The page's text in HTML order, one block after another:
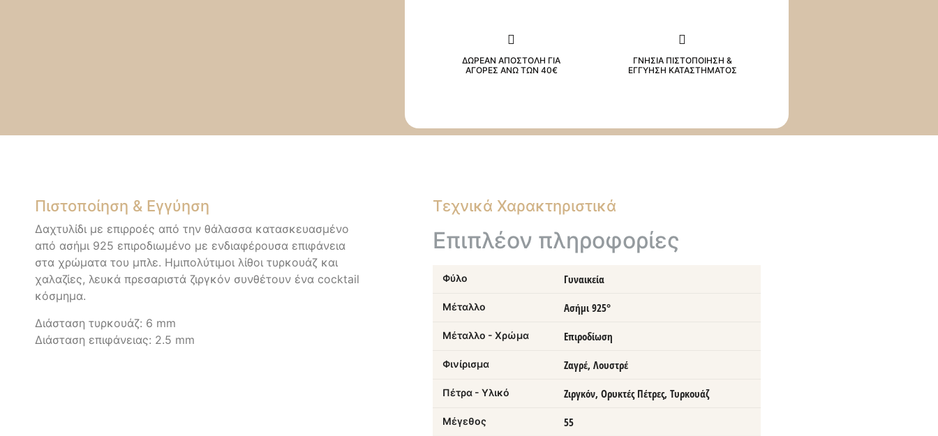
ΔΩΡΕΑΝ ΑΠΟΣΤΟΛΗ ΓΙΑ
ΑΓΟΡΕΣ ΑΝΩ ΤΩΝ 40€
ΓΝΗΣΙΑ ΠΙΣΤΟΠΟΙΗΣΗ &
ΕΓΓΥΗΣΗ ΚΑΤΑΣΤΗΜΑΤΟΣ
Πιστοποίηση & Εγγύηση
Δαχτυλίδι με επιρροές από την θάλασσα κατασκευασμένο
από ασήμι 925 επιροδιωμένο με ενδιαφέρουσα επιφάνεια
στα χρώματα του μπλε. Ημιπολύτιμοι λίθοι τυρκουάζ και
χαλαζίες, λευκά πρεσαριστά ζιργκόν συνθέτουν ένα cocktail
κόσμημα.
Διάσταση τυρκουάζ: 6 mm
Διάσταση επιφάνειας: 2.5 mm
Τεχνικά Χαρακτηριστικά
Επιπλέον πληροφορίες
Φύλο Γυναικεία
Μέταλλο Ασήμι 925°
Μέταλλο - Χρώμα Επιροδίωση
Φινίρισμα Ζαγρέ, Λουστρέ
Πέτρα - Υλικό Ζιργκόν, Ορυκτές Πέτρες, Τυρκουάζ
Μέγεθος 55